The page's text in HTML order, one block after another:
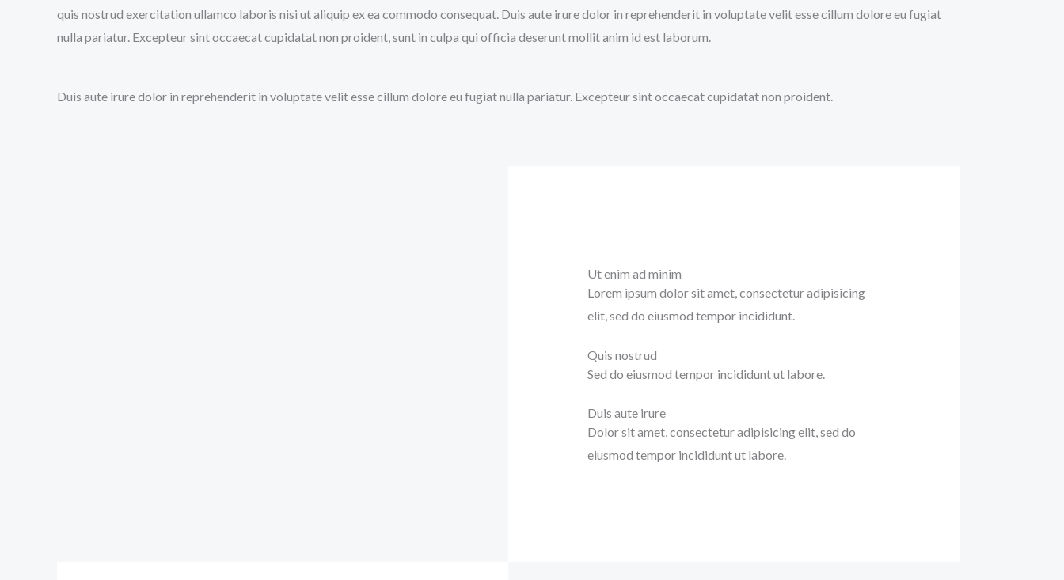
quis nostrud exercitation ullamco laboris nisi ut aliquip ex ea commodo consequat. Duis aute irure dolor in reprehenderit in voluptate velit esse cillum dolore eu fugiat
nulla pariatur. Excepteur sint occaecat cupidatat non proident, sunt in culpa qui officia deserunt mollit anim id est laborum.
Duis aute irure dolor in reprehenderit in voluptate velit esse cillum dolore eu fugiat nulla pariatur. Excepteur sint occaecat cupidatat non proident.
Ut enim ad minim
Lorem ipsum dolor sit amet, consectetur adipisicing
elit, sed do eiusmod tempor incididunt.
Quis nostrud
Sed do eiusmod tempor incididunt ut labore.
Duis aute irure
Dolor sit amet, consectetur adipisicing elit, sed do
eiusmod tempor incididunt ut labore.